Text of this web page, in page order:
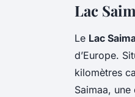
Lac
Le Lac
d’Europe.
kilomètres
Saimaa,